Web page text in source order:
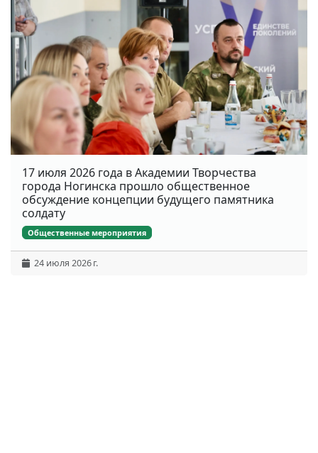
17 июля 2026 года в Академии Творчества
города Ногинска прошло общественное
обсуждение концепции будущего памятника
солдату
Общественные мероприятия
24 июля 2026 г.